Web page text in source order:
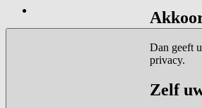
Dan geeft
privacy.
Zelf